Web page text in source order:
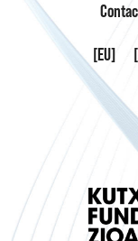
[EU]
La
Impulsan